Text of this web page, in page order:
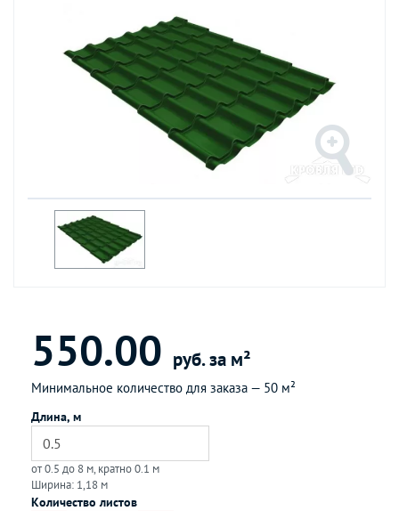
550.00 руб. за м²
Минимальное количество для заказа — 50 м²
Длина, м
от 0.5 до 8 м, кратно 0.1 м
Ширина: 1,18 м
Количество листов